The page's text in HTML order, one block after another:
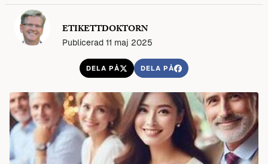
ETIKETTDOKTORN
Publicerad 11 maj 2025
DELA PÅ DELA PÅ